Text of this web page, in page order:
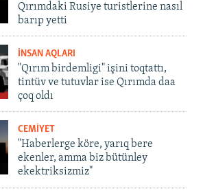
Qırımdaki Rusiye turistlerine nasıl
barıp yetti
İNSAN AQLARI
"Qırım birdemligi" işini toqtattı,
tintüv ve tutuvlar ise Qırımda daa
çoq oldı
CEMİYET
"Haberlerge köre, yarıq bere
ekenler, amma biz bütünley
ekektriksizmiz"